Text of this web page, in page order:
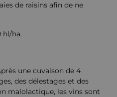
de raisins afin de ne
hl/ha.
une cuvaison de 4
des délestages et des
malolactique, les vins sont